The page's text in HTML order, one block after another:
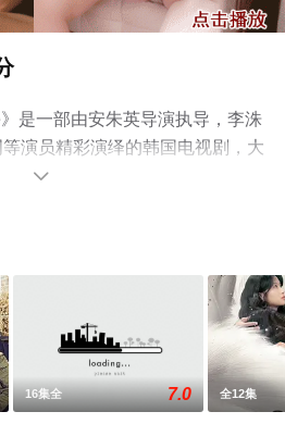
是一部由安朱英导演执导，李洙
演员精彩演绎的韩国电视剧，大
），手机免费观看高清无删减完
等平台了解。

16集全 7.0 全12集